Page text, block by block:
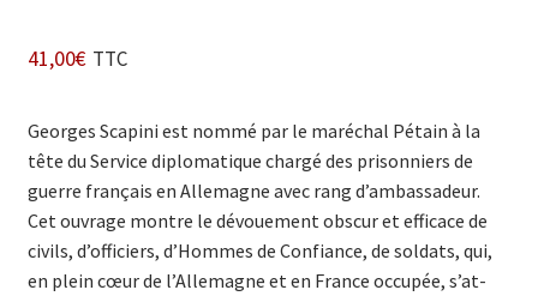
41,00€ TTC
Georges Scapini est nommé par le maréchal Pétain à la
tête du Service diplomatique chargé des prisonniers de
guerre français en Allemagne avec rang d’ambassadeur.
Cet ouvrage montre le dévouement obscur et efficace de
civils, d’officiers, d’Hommes de Confiance, de soldats, qui,
en plein cœur de l’Allemagne et en France occupée, s’at­